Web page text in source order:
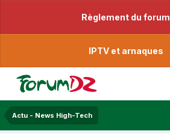
Règlement du forum
IPTV et arnaques
Actu - News High-Tech